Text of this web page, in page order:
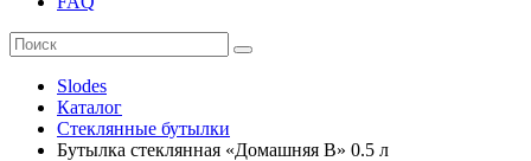
Slodes
Каталог
Стеклянные бутылки
Бутылка стеклянная «Домашняя В» 0.5 л